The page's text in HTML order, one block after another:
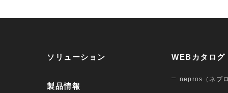
ソリューション
製品情報
WEBカタログ
nepros（ネプ